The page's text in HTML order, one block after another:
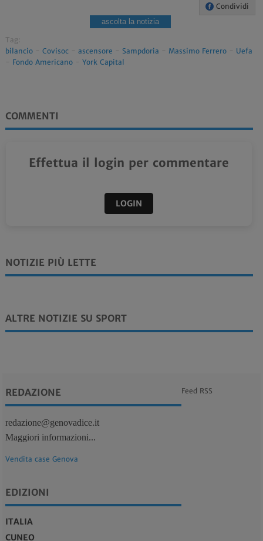
Condividi
ascolta la notizia
Tag:
bilancio- Covisoc - ascensore - Sampdoria - Massimo Ferrero- Uefa
- Fondo Americano- York Capital
COMMENTI
Effettua il login per commentare
LOGIN
NOTIZIE PIÙ LETTE
ALTRE NOTIZIE SU SPORT
REDAZIONE
redazione@genovadice.it
Maggiori informazioni...
Vendita case Genova
EDIZIONI
ITALIA
CUNEO
Feed RSS